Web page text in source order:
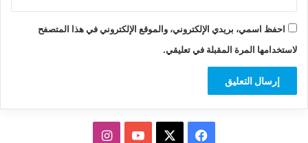
احفظ اسمي، بريدي الإلكتروني، والموقع الإلكتروني في هذا المتصفح
لاستخدامها المرة المقبلة في تعليقي.
فيسبوك ‫YouTubeانستقرام